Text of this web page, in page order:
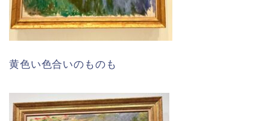
黄色い色合いのものも